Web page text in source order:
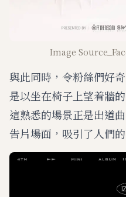
Image
與此同時，令粉絲們好
是以坐在椅子上望着牆
這熟悉的場景正是出道
告片場面，吸引了人們的